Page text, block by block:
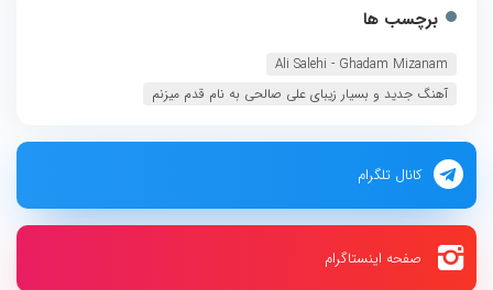
برچسب ها
Ali Salehi - Ghadam Mizanam
آهنگ جدید و بسیار زیبای علی صالحی به نام قدم میزنم
کانال تلگرام
صفحه اینستاگرام